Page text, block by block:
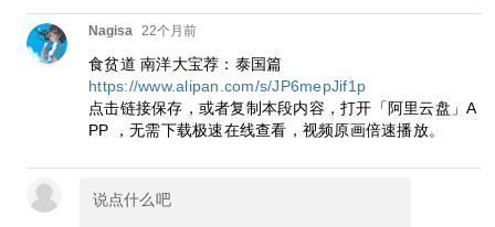
Nagisa 22个月前
食贫道 南洋大宝荐：泰国篇
https://www.alipan.com/s/JP6mepJif1p
点击链接保存，或者复制本段内容，打开「阿里云盘」A
PP ，无需下载极速在线查看，视频原画倍速播放。